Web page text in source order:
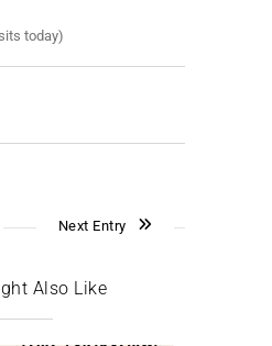
today)
Next Entry
Also Like